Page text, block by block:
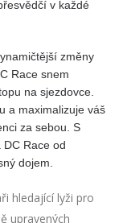
v každé
změny
Race snem
na sjezdovce.
a maximalizuje váš
za sebou. S
Race od
dojem.
hledající lyži pro
upravených